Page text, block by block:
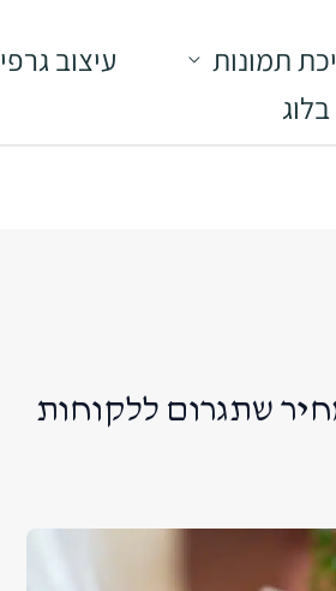
תמונות עיצוב גרפי
בלוג
שתגרום ללקוחות